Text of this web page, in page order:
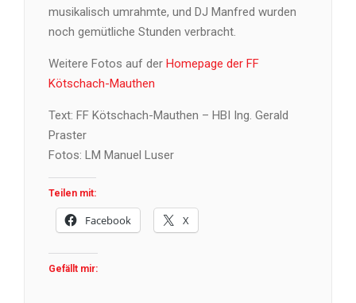
musikalisch umrahmte, und DJ Manfred wurden
noch gemütliche Stunden verbracht.
Weitere Fotos auf der Homepage der FF
Kötschach-Mauthen
Text: FF Kötschach-Mauthen – HBI Ing. Gerald
Praster
Fotos: LM Manuel Luser
Teilen mit:
Facebook X
Gefällt mir: